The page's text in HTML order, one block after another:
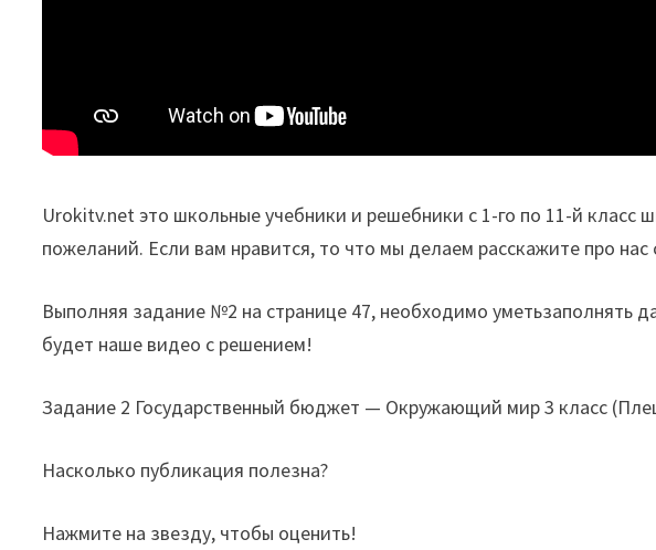
Urokitv.net это школьные учебники и решебники с 1-го по 11-й
пожеланий. Если вам нравится, то что мы делаем расскажите про
Выполняя задание №2 на странице 47, необходимо уметьзаполнять
будет наше видео с решением!
Задание 2 Государственный бюджет — Окружающий мир 3 класс
Насколько публикация полезна?
Нажмите на звезду, чтобы оценить!